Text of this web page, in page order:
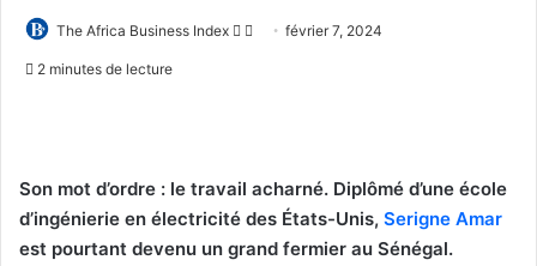
The Africa Business Index
Follow
Envoyerfévrier 7, 2024
2 minutes de lecture
Son mot d’ordre : le travail acharné. Diplômé d’une école
d’ingénierie en électricité des États-Unis, Serigne Amar
est pourtant devenu un grand fermier au Sénégal.